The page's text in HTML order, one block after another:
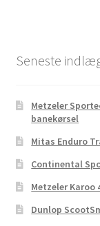
Seneste
Metzeler
banekørsel
Mitas Enduro
Continental
Metzeler
Dunlop